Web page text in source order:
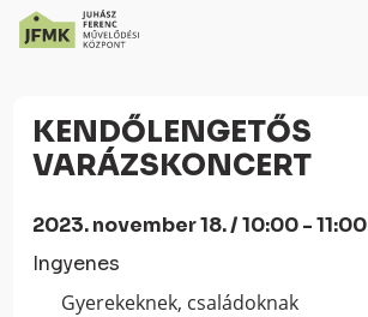
Content
navigációhoz
KENDŐLENGETŐS
VARÁZSKONCERT
2023. november 18. / 10:00 - 11:00
Ingyenes
Gyerekeknek, családoknak